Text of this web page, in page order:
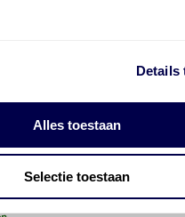
Details
Alles toestaan
Selectie toestaan
Den Hartog Energies